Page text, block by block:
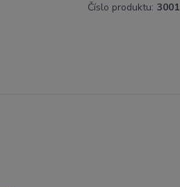
Číslo produktu: 3001